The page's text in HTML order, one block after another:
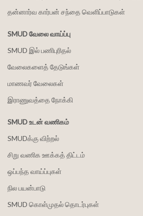
தன்னார்வ கார்பன் சந்தை வெளிப்பாடுகள்
SMUD வேலை வாய்ப்பு
SMUD இல் பணிபுரிதல்
வேலைகளைத் தேடுங்கள்
மாணவர் வேலைகள்
இராணுவத்தை நோக்கி
SMUD உடன் வணிகம்
SMUDக்கு விற்றல்
சிறு வணிக ஊக்கத் திட்டம்
ஒப்பந்த வாய்ப்புகள்
நில பயன்பாடு
SMUD கொள்முதல் தொடர்புகள்